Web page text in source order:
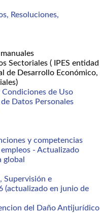
Resoluciones,
Sectoriales ( IPES entidad
de Desarrollo Económico,
de Uso
Datos Personales
y competencias
- Actualizado
Supervisión e
(actualizado en junio de
del Daño Antijurídico